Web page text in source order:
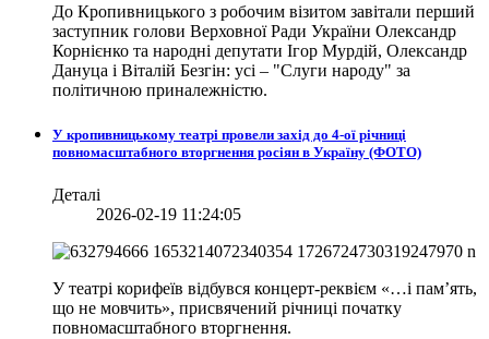
До Кропивницького з робочим візитом завітали перший
заступник голови Верховної Ради України Олександр
Корнієнко та народні депутати Ігор Мурдій, Олександр
Дануца і Віталій Безгін: усі – "Слуги народу" за
політичною приналежністю.
У кропивницькому театрі провели захід до 4-ої річниці
повномасштабного вторгнення росіян в Україну (ФОТО)
Деталі
2026-02-19 11:24:05
У театрі корифеїв відбувся концерт-реквієм «…і пам’ять,
що не мовчить», присвячений річниці початку
повномасштабного вторгнення.